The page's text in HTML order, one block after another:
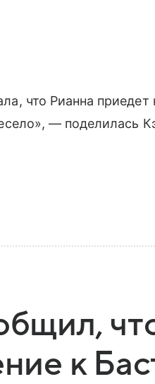
что Рианна приедет
— поделилась
к